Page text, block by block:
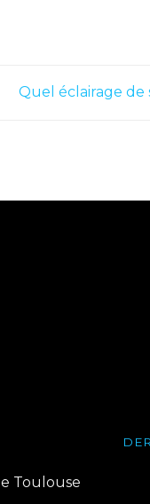
Quel éclairage de
Toulouse